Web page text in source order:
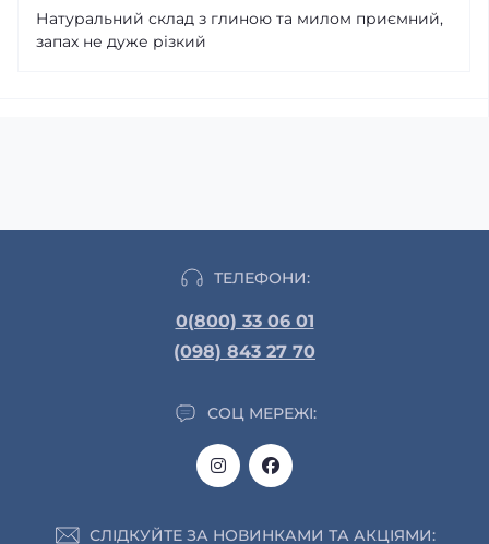
Натуральний склад з глиною та милом приємний,
запах не дуже різкий
ТЕЛЕФОНИ:
0(800) 33 06 01
(098) 843 27 70
СОЦ МЕРЕЖІ:
СЛІДКУЙТЕ ЗА НОВИНКАМИ ТА АКЦІЯМИ: